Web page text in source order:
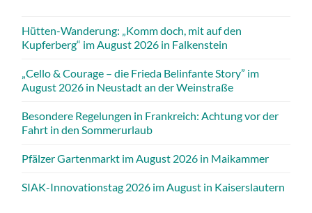
Hütten-Wanderung: „Komm doch, mit auf den
Kupferberg“ im August 2026 in Falkenstein
„Cello & Courage – die Frieda Belinfante Story” im
August 2026 in Neustadt an der Weinstraße
Besondere Regelungen in Frankreich: Achtung vor der
Fahrt in den Sommerurlaub
Pfälzer Gartenmarkt im August 2026 in Maikammer
SIAK-Innovationstag 2026 im August in Kaiserslautern